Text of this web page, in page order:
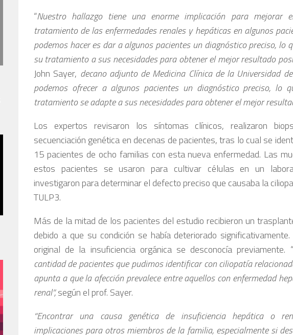
“Nuestro hallazgo tiene una enorme implicación para mejorar
tratamiento de las enfermedades renales y hepáticas en algunos
podemos hacer es dar a algunos pacientes un diagnóstico preciso, lo
su tratamiento a sus necesidades para obtener el mejor resultado
John Sayer, decano adjunto de Medicina Clínica de la Universidad
podemos ofrecer a algunos pacientes un diagnóstico preciso, lo
tratamiento se adapte a sus necesidades para obtener el mejor
Los expertos revisaron los síntomas clínicos, realizaron
secuenciación genética en decenas de pacientes, tras lo cual se
15 pacientes de ocho familias con esta nueva enfermedad. Las
estos pacientes se usaron para cultivar células en un
investigaron para determinar el defecto preciso que causaba la
TULP3.
Más de la mitad de los pacientes del estudio recibieron un
debido a que su condición se había deteriorado
original de la insuficiencia orgánica se desconocía previamente. “
cantidad de pacientes que pudimos identificar con ciliopatía
apunta a que la afección prevalece entre aquellos con enfermedad
renal”,según el prof. Sayer.
“Encontrar una causa genética de insuficiencia hepática o
implicaciones para otros miembros de la familia, especialmente si